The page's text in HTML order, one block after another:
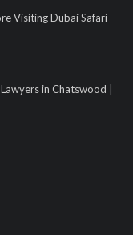
Visiting Dubai Safari
in Chatswood |